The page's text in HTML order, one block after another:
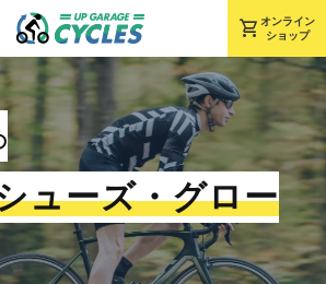
shopping_cart オンライン
ショップ
ューズ・グロー